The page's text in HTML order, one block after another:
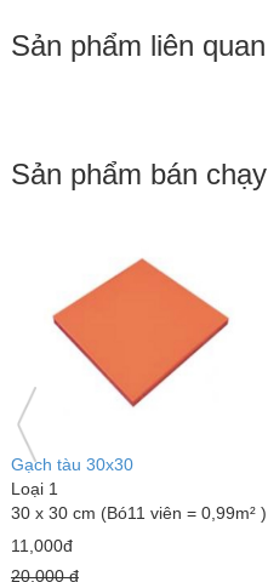
Sản phẩm liên quan
Sản phẩm bán chạy
Gạch đỏ lát sân Gốm Mỹ
Loại 1
40 x 40 cm (Thùng 6 viên = 0,96
m² )
18,000đ